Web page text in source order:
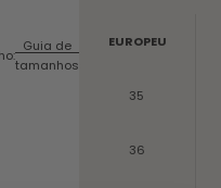
Guia de
tamanhos
EUROPEU
35
36